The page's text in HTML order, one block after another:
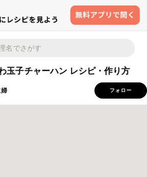
玉子チャーハン レシピ・作り方
フォロー